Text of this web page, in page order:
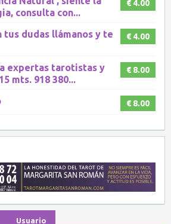
€ 4.00
consulta con...
€ 4.00
tus dudas llámanos y te
€ 8.00
expertas tarotistas y
mts. 918 380...
€ 8.00
Usuario